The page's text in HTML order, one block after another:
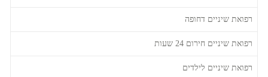
רפואת שיניים דחופה
רפואת שיניים חירום 24 שעות
רפואת שיניים לילדים